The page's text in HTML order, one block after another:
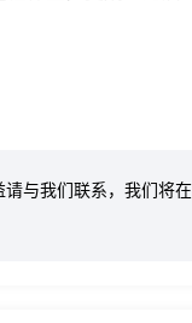
与我们联系，我们将在